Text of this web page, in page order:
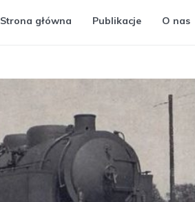
Strona główna Publikacje O nas